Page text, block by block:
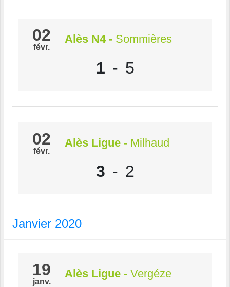
02
févr.
Alès N4- Sommières
1 - 5
02
févr.
Alès Ligue - Milhaud
3 - 2
Janvier 2020
19
janv.
Alès Ligue - Vergéze